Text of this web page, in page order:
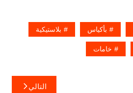
بأكياس بلاستيكية
خامات
التالي